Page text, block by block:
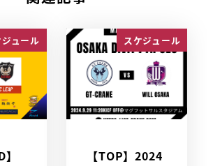
ュール スケジュール
【TOP】2024